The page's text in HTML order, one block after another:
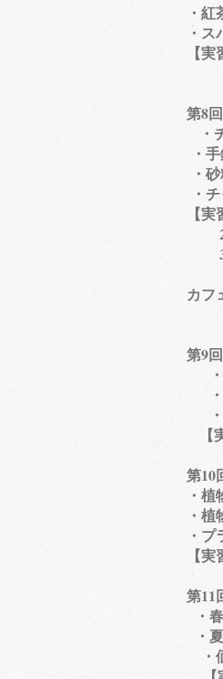
・
・
【
第8
・
・
・
・
【
2
3
カフ
第9
・
・
・
【
第
・
・
・
【
第
・
・
・